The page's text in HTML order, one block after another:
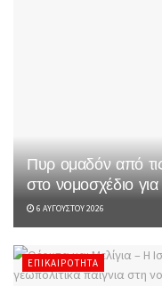
Πυρ ομαδόν από
στο νομοσχέδιο
6 ΑΥΓΟΎΣΤΟΥ 2026
ΕΠΙΚΑΙΡΌΤΗΤΑ